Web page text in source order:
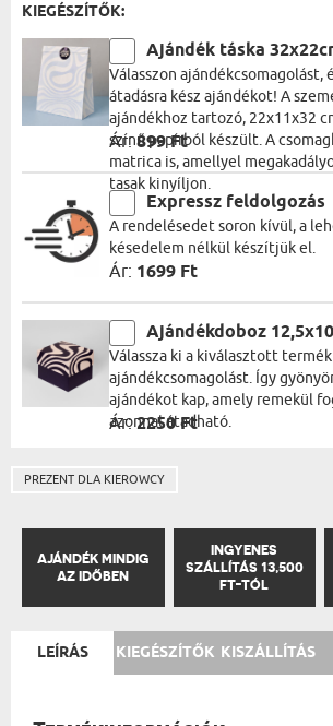
KIEGÉSZÍTŐK:
Ajándék táska
Válasszon ajándékcsomagolást,
átadásra kész ajándékot! A
ajándékhoz tartozó, 22x11x32
színű papírból készült. A
matrica is, amellyel
tasak kinyíljon.
Ár:899 Ft
Expressz feldolgozás
A rendelésedet soron kívül, a
késedelem nélkül készítjük el.
Ár: 1699 Ft
Ajándékdoboz
Válassza ki a kiválasztott
ajándékcsomagolást. Így
ajándékot kap, amely remekül
azonnal átadható.
Ár:2250 Ft
PREZENT DLA KIEROWCY
AJÁNDÉK MINDIG
AZ IDŐBEN
INGYENES
SZÁLLÍTÁS 13,500
FT-TÓL
LEÍRÁS KIEGÉSZÍTŐK KISZÁLLÍTÁS